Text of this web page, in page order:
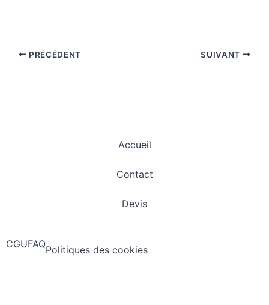
PRÉCÉDENT SUIVANT
Accueil
Contact
Devis
CGUFAQPolitiques des cookies